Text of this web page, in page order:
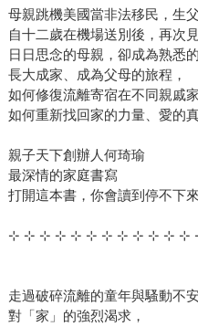
母親跳機美國當非法移民，生
自十二歲在機場送別後，再次
日日思念的母親，卻成為熟悉
長大成家、成為父母的旅程，
如何修復流離寄宿在不同親戚
如何重新找回家的力量、愛的
親子天下創辦人何琦瑜
最深情的家庭書寫
打開這本書，你會讀到停不下來
⊹ ⊹ ⊹ ⊹ ⊹ ⊹ ⊹ ⊹ ⊹ ⊹ ⊹ ⊹
走過破碎流離的童年與騷動不
對「家」的強烈渴求，